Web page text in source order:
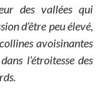
des vallées qui
d’être peu élevé,
avoisinantes
l’étroitesse des